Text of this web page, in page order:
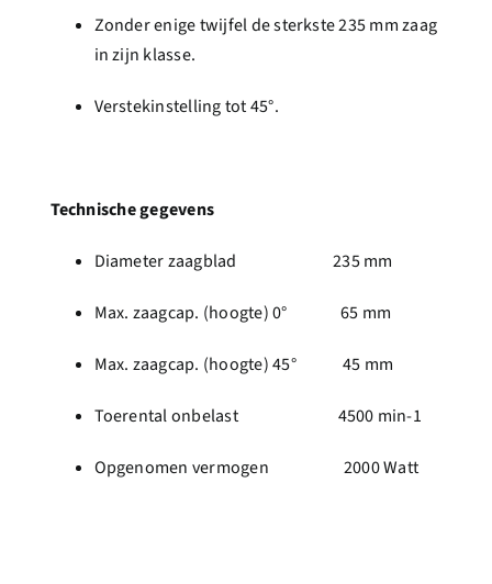
Zonder enige twijfel de sterkste 235 mm zaag
in zijn klasse.
Verstekinstelling tot 45°.
Technische gegevens
Diameter zaagblad 235 mm
Max. zaagcap. (hoogte) 0° 65 mm
Max. zaagcap. (hoogte) 45° 45 mm
Toerental onbelast 4500 min-1
Opgenomen vermogen 2000 Watt